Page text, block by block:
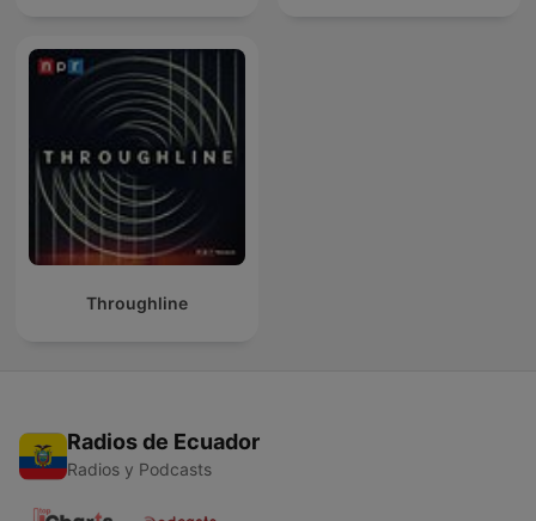
Throughline
Radios de Ecuador
Radios y Podcasts